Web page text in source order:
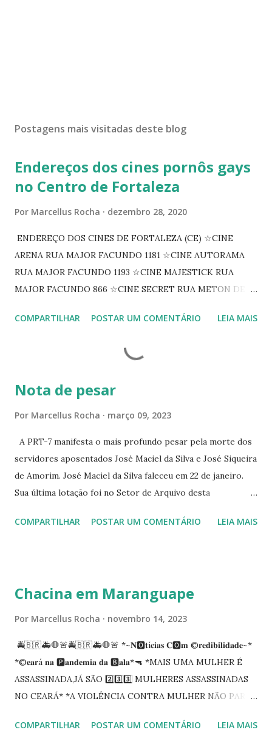
Postagens mais visitadas deste blog
Endereços dos cines pornôs gays
no Centro de Fortaleza
Por Marcellus Rocha dezembro 28, 2020
ENDEREÇO DOS CINES DE FORTALEZA (CE) ☆CINE
ARENA RUA MAJOR FACUNDO 1181 ☆CINE AUTORAMA
RUA MAJOR FACUNDO 1193 ☆CINE MAJESTICK RUA
MAJOR FACUNDO 866 ☆CINE SECRET RUA METON DE
PEIXOTO 1307 ☆CINE IRIS RUA FLORIANO PEIXOTO 1206
BRANCO 1697 ☆CINE HOUSE RUA MENTON DE ALENCAR
☆CINE VIP CLUBE RUA 24 DE MAIO 825 ☆CINE ECLIPSE
COMPARTILHAR POSTAR UM COMENTÁRIO LEIA MAIS
Nota de pesar
Por Marcellus Rocha março 09, 2023
A PRT-7 manifesta o mais profundo pesar pela morte dos
servidores aposentados José Maciel da Silva e José Siqueira
de Amorim. José Maciel da Silva faleceu em 22 de janeiro.
Sua última lotação foi no Setor de Arquivo desta
Siqueira Amorim faleceu em 28 de fevereiro e encerrou a
enquanto atuaram nesta instituição.
COMPARTILHAR POSTAR UM COMENTÁRIO LEIA MAIS
Chacina em Maranguape
Por Marcellus Rocha novembro 14, 2023
🚔🇧🇷🚑🛑🚨🚔🇧🇷🚑🛑🚨 *~𝐍🅾️𝐭í𝐜𝐢𝐚𝐬 𝐂🅾️𝐦 ©️𝐫𝐞𝐝𝐢𝐛𝐢𝐥𝐢𝐝𝐚𝐝𝐞~*
*©️𝐞𝐚𝐫á 𝐧𝐚 🅿️𝐚𝐧𝐝𝐞𝐦𝐢𝐚 𝐝𝐚 🅱️𝐚𝐥𝐚*🔫 *MAIS UMA MULHER É
ASSASSINADA,JÁ SÃO 2️⃣3️⃣3️⃣ MULHERES ASSASSINADAS
NO CEARÁ* *A VIOLÊNCIA CONTRA MULHER NÃO PARA
informações quarto pessoas foram executadas no Distrito
COMPARTILHAR POSTAR UM COMENTÁRIO LEIA MAIS